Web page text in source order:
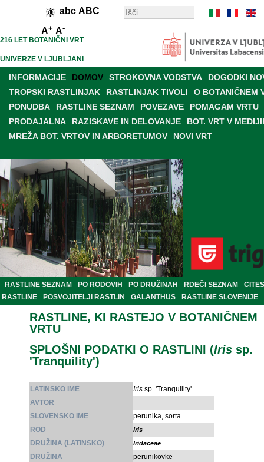
abc ABC
A+ A-
216 LET BOTANIČNI VRT
UNIVERZE V LJUBLJANI
INFORMACIJE DOMOV STROKOVNA VODSTVA
DOGODKI
TROPSKI RASTLINJAK
RASTLINJAK TIVOLI
O BOTANIČNEM
PONUDBA
RASTLINE SEZNAM POVEZAVE
POMAGAM VRTU
PRODAJALNA
RAZISKAVE IN DELOVANJE
BOT. VRT V
MREŽA BOT. VRTOV IN ARBORETUMOV
NOVI VRT
RASTLINE SEZNAM PO RODOVIH PO DRUŽINAH RDEČI SEZNAM
CITES
RASTLINE
POSVOJITELJI RASTLIN GALANTHUS RASTLINE SLOVENIJE
RASTLINE, KI RASTEJO V BOTANIČNEM
VRTU
SPLOŠNI PODATKI O RASTLINI (Iris sp.
'Tranquility')
LATINSKO IME Iris sp. 'Tranquility'
AVTOR
SLOVENSKO IME
perunika, sorta
ROD
Iris
DRUŽINA (LATINSKO) Iridaceae
DRUŽINA
perunikovke